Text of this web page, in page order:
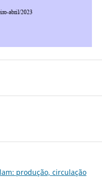
produção, circulação